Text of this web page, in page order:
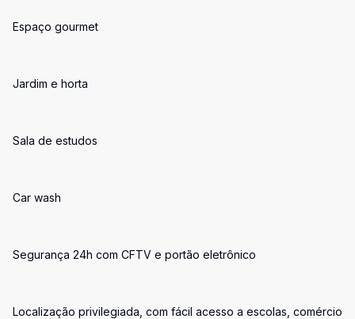
Espaço gourmet
Jardim e horta
Sala de estudos
Car wash
Segurança 24h com CFTV e portão eletrônico
Localização privilegiada, com fácil acesso a escolas, comércio